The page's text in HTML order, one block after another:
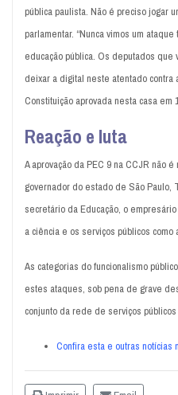
pública paulista. Não é preciso jogar
parlamentar. “Nunca vimos um
educação pública. Os deputados
deixar a digital neste atentado contra
Constituição aprovada nesta casa em
Reação e luta
A aprovação da PEC 9 na CCJR não
governador do estado de São Paulo,
secretário da Educação, o
a ciência e os serviços públicos como
As categorias do funcionalismo
estes ataques, sob pena de grave
conjunto da rede de serviços
Confira esta e outras notícias